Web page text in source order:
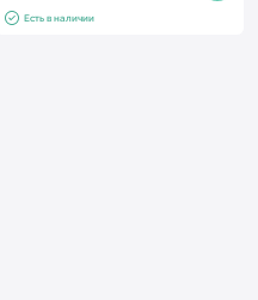
Есть в наличии